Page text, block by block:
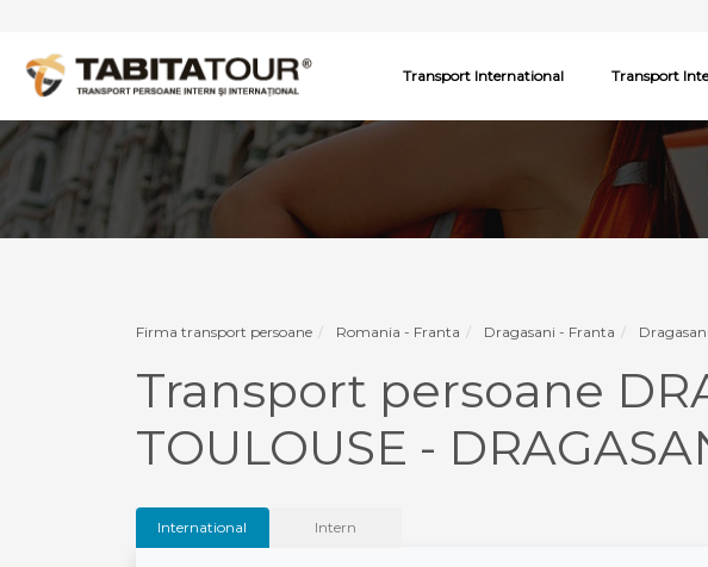
Transport International Transport
Firma transport persoane Romania - Franta Dragasani - Franta
Transport persoane
TOULOUSE -
International Intern